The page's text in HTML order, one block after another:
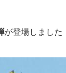
が登場しました